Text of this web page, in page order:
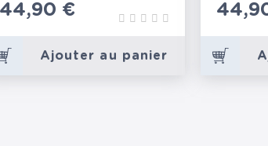
Prix
44,90 €
Ajouter au panier
Prix